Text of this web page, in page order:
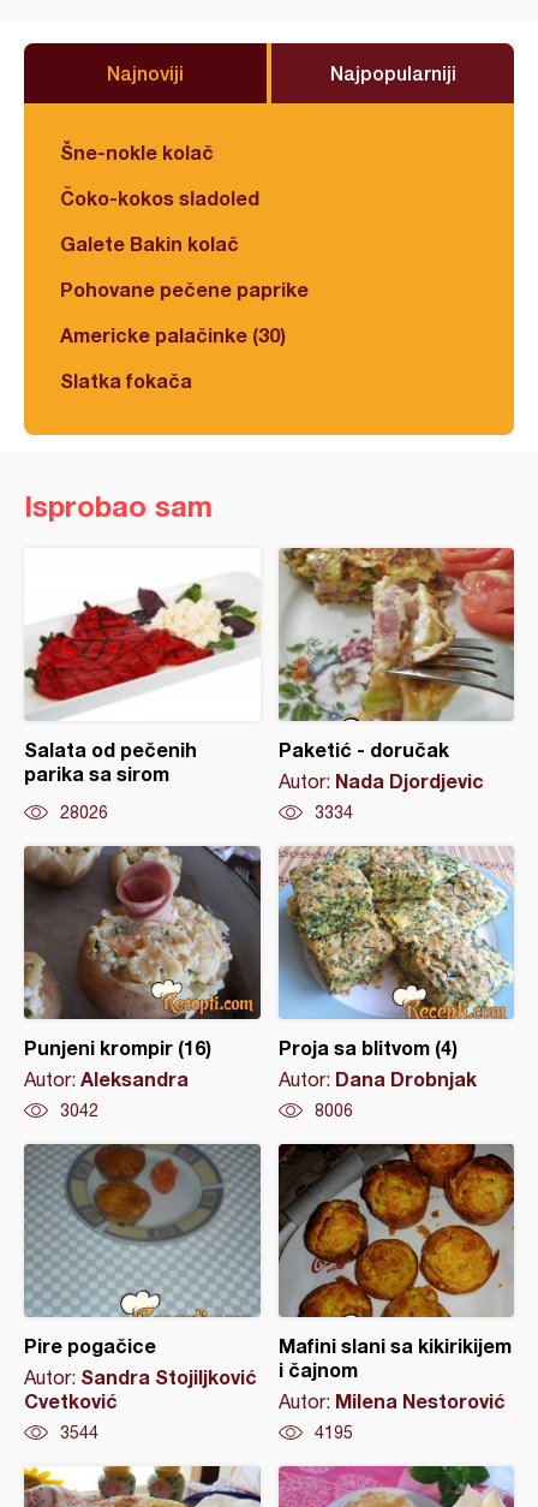
Najnoviji Najpopularniji
Šne-nokle kolač
Čoko-kokos sladoled
Galete Bakin kolač
Pohovane pečene paprike
Americke palačinke (30)
Slatka fokača
Isprobao sam
Salata od pečenih
parika sa sirom
28026
Paketić - doručak
Autor: Nada Djordjevic
3334
Punjeni krompir (16)
Autor: Aleksandra
3042
Proja sa blitvom (4)
Autor: Dana Drobnjak
8006
Pire pogačice
Autor: Sandra Stojiljković
Cvetković
3544
Mafini slani sa kikirikijem
i čajnom
Autor: Milena Nestorović
4195